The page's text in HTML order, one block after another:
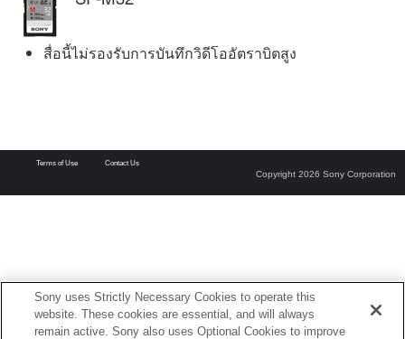
สื่อนี้ไม่รองรับการบันทึกวิดีโออัตราบิตสูง
Terms of Use Contact Us
Copyright 2026 Sony Corporation
Sony uses Strictly Necessary Cookies to operate this
website. These cookies are essential, and will always
remain active. Sony also uses Optional Cookies to improve